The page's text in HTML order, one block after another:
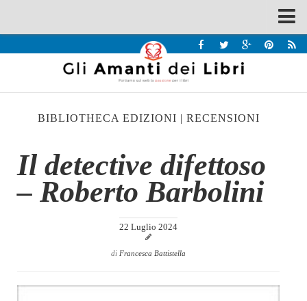
Recensioni
Interviste & Incontri
Bandi
Chi siamo
Contatti
BIBLIOTHECA EDIZIONI | RECENSIONI
Il detective difettoso
– Roberto Barbolini
22 Luglio 2024
di Francesca Battistella